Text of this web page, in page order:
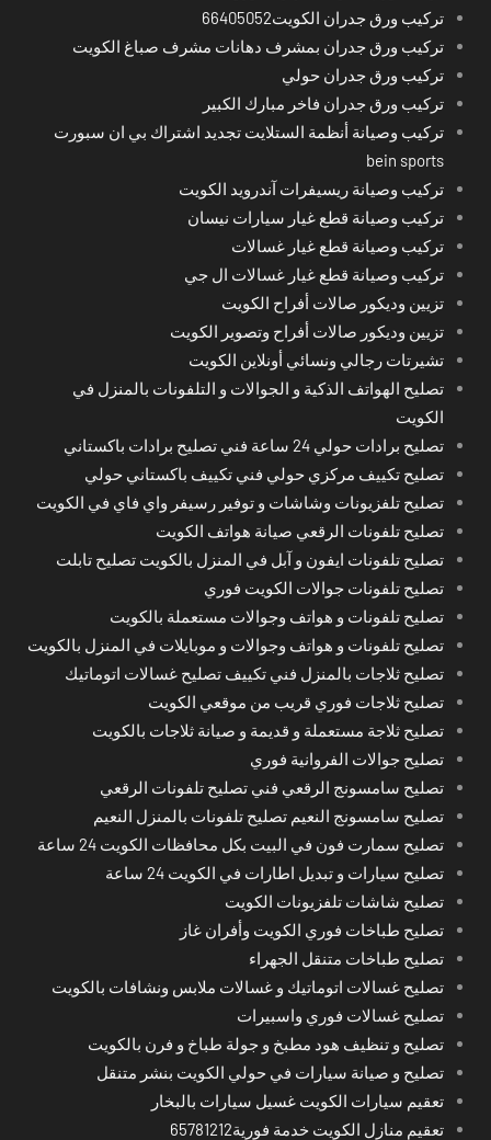
تركيب ورق جدران الكويت66405052
تركيب ورق جدران بمشرف دهانات مشرف صباغ الكويت
تركيب ورق جدران حولي
تركيب ورق جدران فاخر مبارك الكبير
تركيب وصيانة أنظمة الستلايت تجديد اشتراك بي ان سبورت
bein sports
تركيب وصيانة ريسيفرات آندرويد الكويت
تركيب وصيانة قطع غيار سيارات نيسان
تركيب وصيانة قطع غيار غسالات
تركيب وصيانة قطع غيار غسالات ال جي
تزيين وديكور صالات أفراح الكويت
تزيين وديكور صالات أفراح وتصوير الكويت
تشيرتات رجالي ونسائي أونلاين الكويت
تصليح الهواتف الذكية و الجوالات و التلفونات بالمنزل في
الكويت
تصليح برادات حولي 24 ساعة فني تصليح برادات باكستاني
تصليح تكييف مركزي حولي فني تكييف باكستاني حولي
تصليح تلفزيونات وشاشات و توفير رسيفر واي فاي في الكويت
تصليح تلفونات الرقعي صيانة هواتف الكويت
تصليح تلفونات ايفون و آبل في المنزل بالكويت تصليح تابلت
تصليح تلفونات جوالات الكويت فوري
تصليح تلفونات و هواتف وجوالات مستعملة بالكويت
تصليح تلفونات و هواتف وجوالات و موبايلات في المنزل بالكويت
تصليح ثلاجات بالمنزل فني تكييف تصليح غسالات اتوماتيك
تصليح ثلاجات فوري قريب من موقعي الكويت
تصليح ثلاجة مستعملة و قديمة و صيانة ثلاجات بالكويت
تصليح جوالات الفروانية فوري
تصليح سامسونج الرقعي فني تصليح تلفونات الرقعي
تصليح سامسونج النعيم تصليح تلفونات بالمنزل النعيم
تصليح سمارت فون في البيت بكل محافظات الكويت 24 ساعة
تصليح سيارات و تبديل اطارات في الكويت 24 ساعة
تصليح شاشات تلفزيونات الكويت
تصليح طباخات فوري الكويت وأفران غاز
تصليح طباخات متنقل الجهراء
تصليح غسالات اتوماتيك و غسالات ملابس ونشافات بالكويت
تصليح غسالات فوري واسبيرات
تصليح و تنظيف هود مطبخ و جولة طباخ و فرن بالكويت
تصليح و صيانة سيارات في حولي الكويت بنشر متنقل
تعقيم سيارات الكويت غسيل سيارات بالبخار
تعقيم منازل الكويت خدمة فورية65781212